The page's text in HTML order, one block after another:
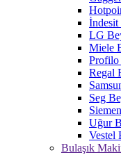
İndesit
LG
Miele
Profilo
Regal
Seg
Uğur
Vestel
Bulaşık